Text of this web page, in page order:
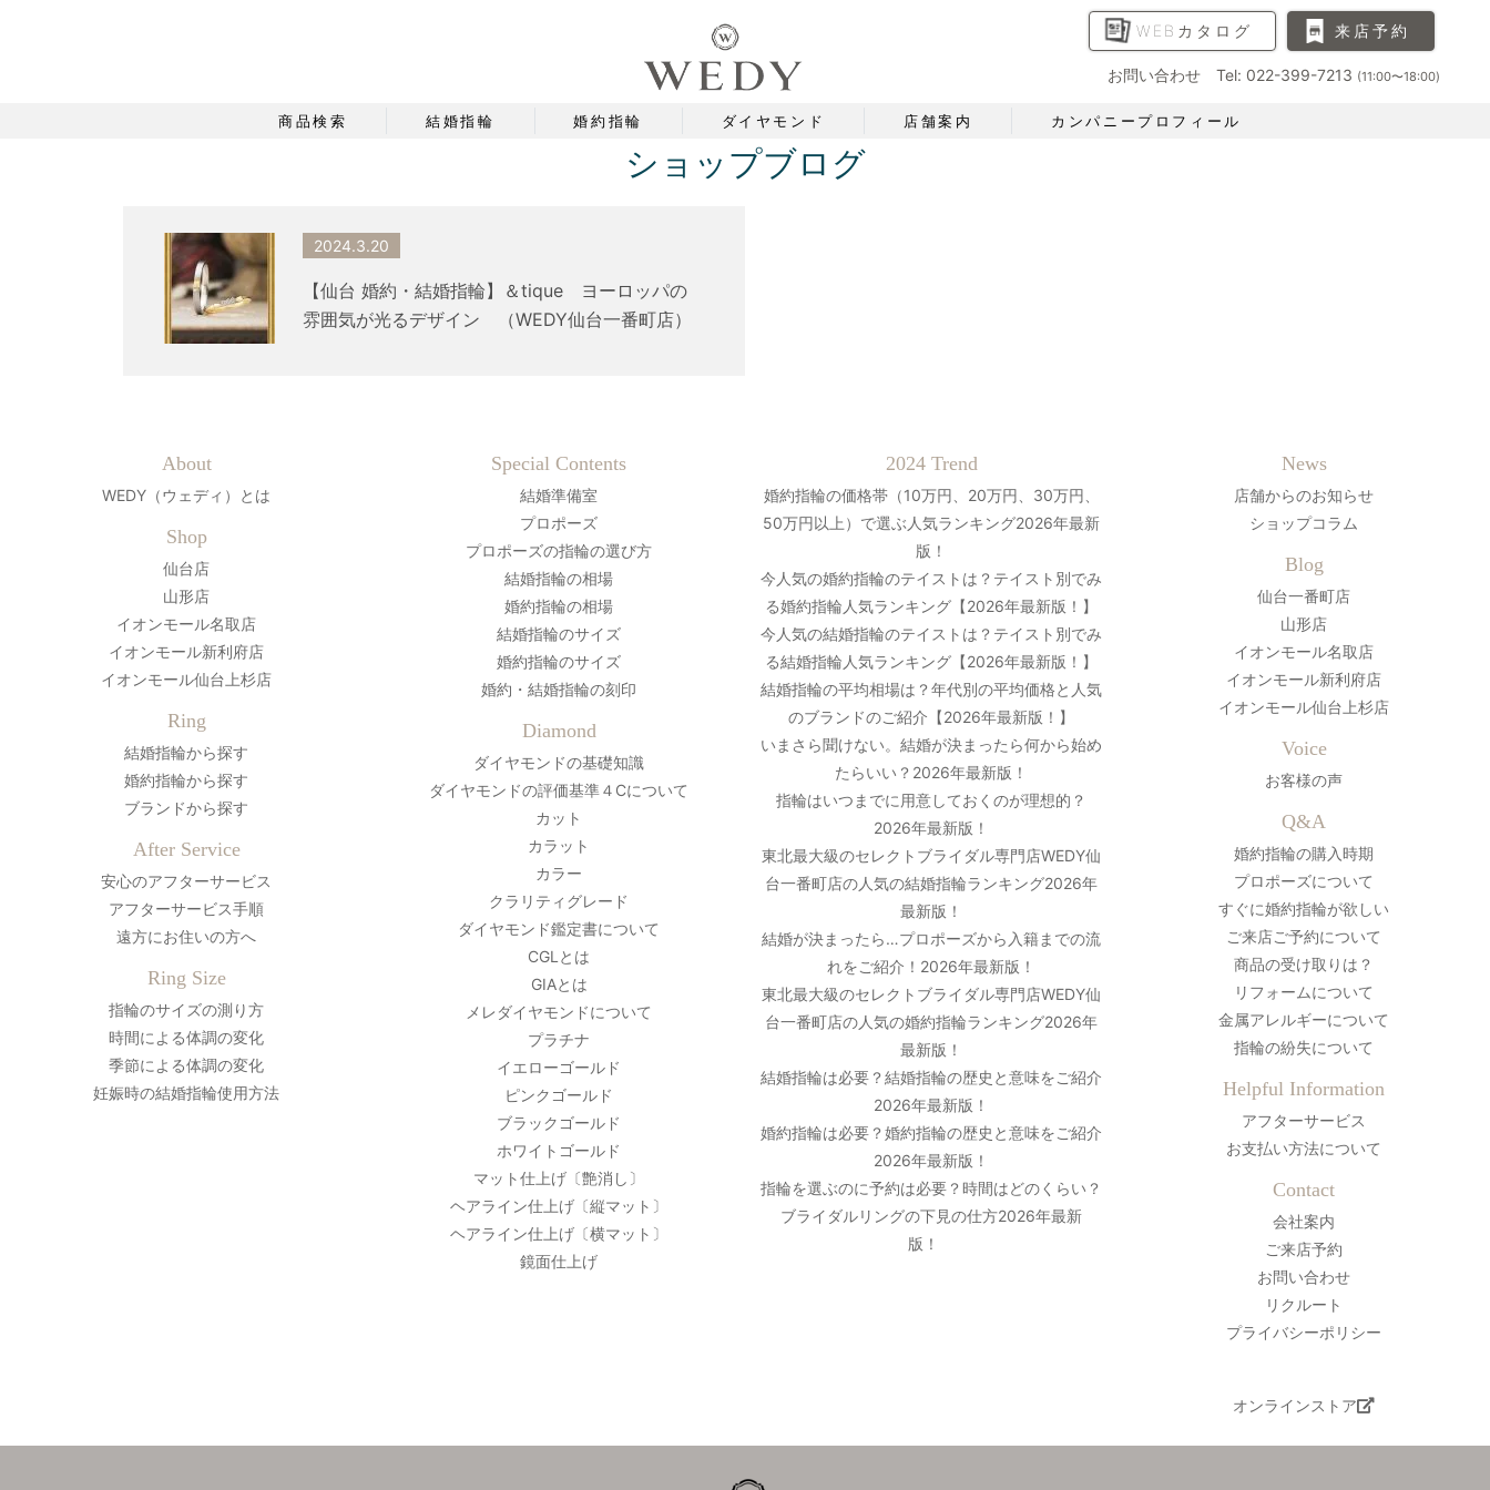
WEBカタログ 来店予約
お問い合わせ Tel: 022-399-7213 (11:00〜18:00)
商品検索 結婚指輪 婚約指輪 ダイヤモンド 店舗案内 カンパニープロフィール
ショップブログ
2024.3.20
【仙台 婚約・結婚指輪】＆tique ヨーロッパの
雰囲気が光るデザイン （WEDY仙台一番町店）
About
WEDY（ウェディ）とは
Shop
仙台店
山形店
イオンモール名取店
イオンモール新利府店
イオンモール仙台上杉店
Ring
結婚指輪から探す
婚約指輪から探す
ブランドから探す
After Service
安心のアフターサービス
アフターサービス手順
遠方にお住いの方へ
Ring Size
指輪のサイズの測り方
時間による体調の変化
季節による体調の変化
妊娠時の結婚指輪使用方法
Special Contents
結婚準備室
プロポーズ
プロポーズの指輪の選び方
結婚指輪の相場
婚約指輪の相場
結婚指輪のサイズ
婚約指輪のサイズ
婚約・結婚指輪の刻印
Diamond
ダイヤモンドの基礎知識
ダイヤモンドの評価基準４Cについて
カット
カラット
カラー
クラリティグレード
ダイヤモンド鑑定書について
CGLとは
GIAとは
メレダイヤモンドについて
プラチナ
イエローゴールド
ピンクゴールド
ブラックゴールド
ホワイトゴールド
マット仕上げ〔艶消し〕
ヘアライン仕上げ〔縦マット〕
ヘアライン仕上げ〔横マット〕
鏡面仕上げ
2024 Trend
婚約指輪の価格帯（10万円、20万円、30万円、
50万円以上）で選ぶ人気ランキング2026年最新
版！
今人気の婚約指輪のテイストは？テイスト別でみ
る婚約指輪人気ランキング【2026年最新版！】
今人気の結婚指輪のテイストは？テイスト別でみ
る結婚指輪人気ランキング【2026年最新版！】
結婚指輪の平均相場は？年代別の平均価格と人気
のブランドのご紹介【2026年最新版！】
いまさら聞けない。結婚が決まったら何から始め
たらいい？2026年最新版！
指輪はいつまでに用意しておくのが理想的？
2026年最新版！
東北最大級のセレクトブライダル専門店WEDY仙
台一番町店の人気の結婚指輪ランキング2026年
最新版！
結婚が決まったら…プロポーズから入籍までの流
れをご紹介！2026年最新版！
東北最大級のセレクトブライダル専門店WEDY仙
台一番町店の人気の婚約指輪ランキング2026年
最新版！
結婚指輪は必要？結婚指輪の歴史と意味をご紹介
2026年最新版！
婚約指輪は必要？婚約指輪の歴史と意味をご紹介
2026年最新版！
指輪を選ぶのに予約は必要？時間はどのくらい？
ブライダルリングの下見の仕方2026年最新
版！
News
店舗からのお知らせ
ショップコラム
Blog
仙台一番町店
山形店
イオンモール名取店
イオンモール新利府店
イオンモール仙台上杉店
Voice
お客様の声
Q&A
婚約指輪の購入時期
プロポーズについて
すぐに婚約指輪が欲しい
ご来店ご予約について
商品の受け取りは？
リフォームについて
金属アレルギーについて
指輪の紛失について
Helpful Information
アフターサービス
お支払い方法について
Contact
会社案内
ご来店予約
お問い合わせ
リクルート
プライバシーポリシー
オンラインストア